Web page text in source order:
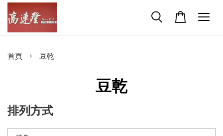
首頁 › 豆乾
豆乾
排列方式